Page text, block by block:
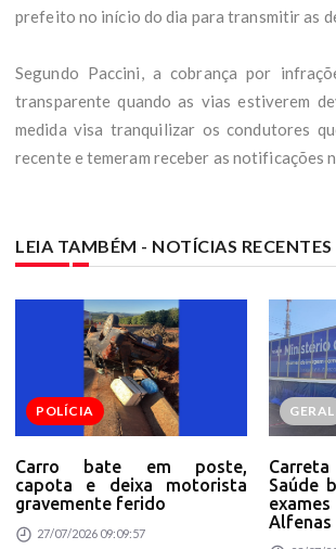
prefeito no início do dia para transmitir as
Segundo Paccini, a cobrança por
transparente quando as vias estiverem
medida visa tranquilizar os condutores
recente e temeram receber as notificações
LEIA TAMBÉM - NOTÍCIAS
POLÍCIA
Carro bate em poste,
capota e deixa motorista
gravemente ferido
27/07/2026 09:09:57
GERAL
Saúde
Alfenas